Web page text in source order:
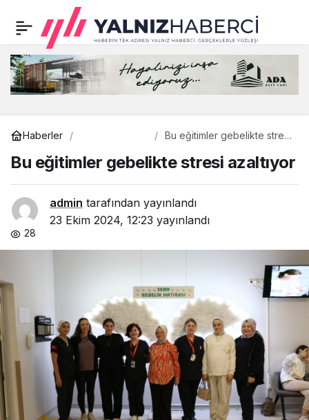
Haberler
Bu eğitimler gebelikte stresi
Bu eğitimler gebelikte stresi azaltıyor
admin tarafından yayınlandı
23 Ekim 2024, 12:23 yayınlandı
28
Peynirci Emrullah, 5.
Şubesini Adapazarı
Yağcılar’da açtı; SMA
Hastası Yağız Alp’e
destek kampanyası
büyük ilgi gördü
0